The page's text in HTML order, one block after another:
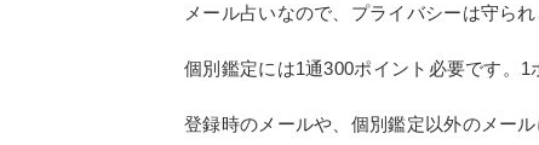
メール占いなので、プライバシーは守ら
個別鑑定には1通300ポイント必要です。1
登録時のメールや、個別鑑定以外のメー